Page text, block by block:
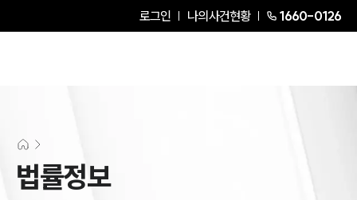
로그인 나의사건현황 1660-0126
법률정보